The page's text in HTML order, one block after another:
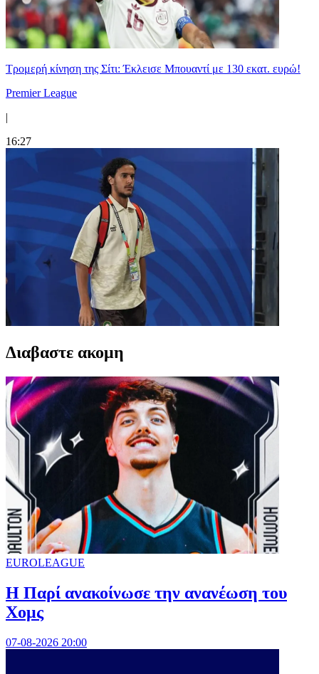
Τρομερή κίνηση της Σίτι: Έκλεισε Μπουαντί με 130 εκατ. ευρώ!
Premier League
|
16:27
Διαβαστε ακομη
EUROLEAGUE
Η Παρί ανακοίνωσε την ανανέωση του
Χομς
07-08-2026 20:00